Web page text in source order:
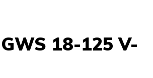
18-125 V-